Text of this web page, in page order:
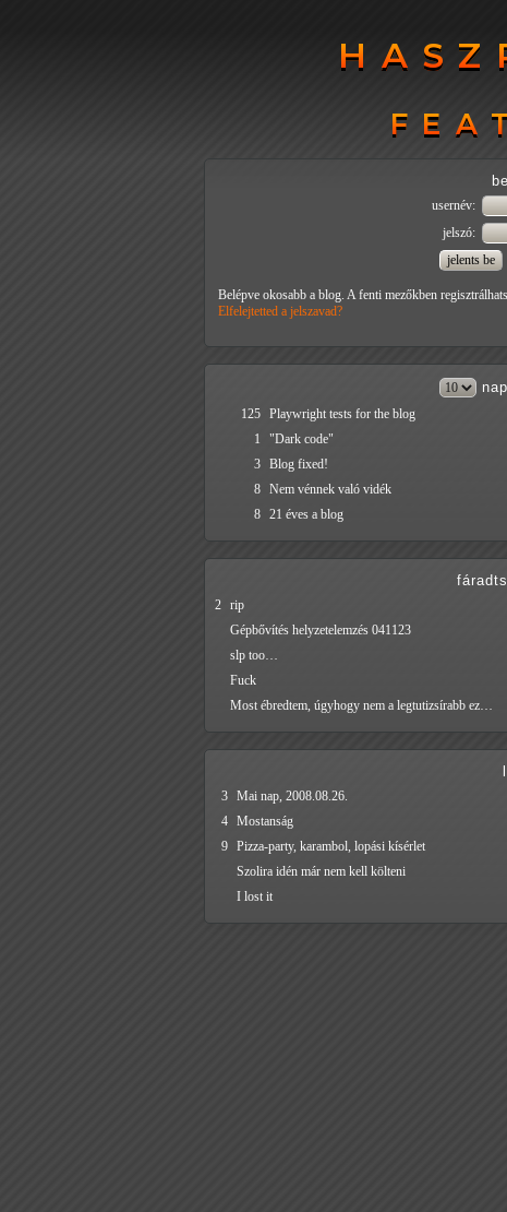
usernév:
jelszó:
Belépve okosabb a blog. A fenti mezőkben
Elfelejtetted a jelszavad?
125 Playwright tests for the blog
1
"Dark code"
3 Blog fixed!
8 Nem vénnek való vidék
8 21 éves a blog
2 rip
Gépbővítés helyzetelemzés 041123
slp too…
Fuck
Most ébredtem, úgyhogy nem a legtutizsírabb ez…
3 Mai nap, 2008.08.26.
4 Mostanság
9 Pizza-party, karambol, lopási kísérlet
Szolira idén már nem kell költeni
I lost it